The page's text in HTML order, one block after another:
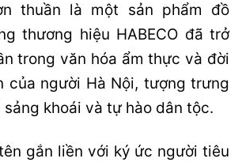
thuần là một sản phẩm đồ
thương hiệu HABECO đã trở
trong văn hóa ẩm thực và đời
của người Hà Nội, tượng trưng
khoái và tự hào dân tộc.
gắn liền với ký ức người tiêu